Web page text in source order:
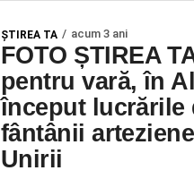
ŞTIREA TA acum 3 ani
FOTO ȘTIREA
pentru vară, în
început lucrările
fântânii
Unirii